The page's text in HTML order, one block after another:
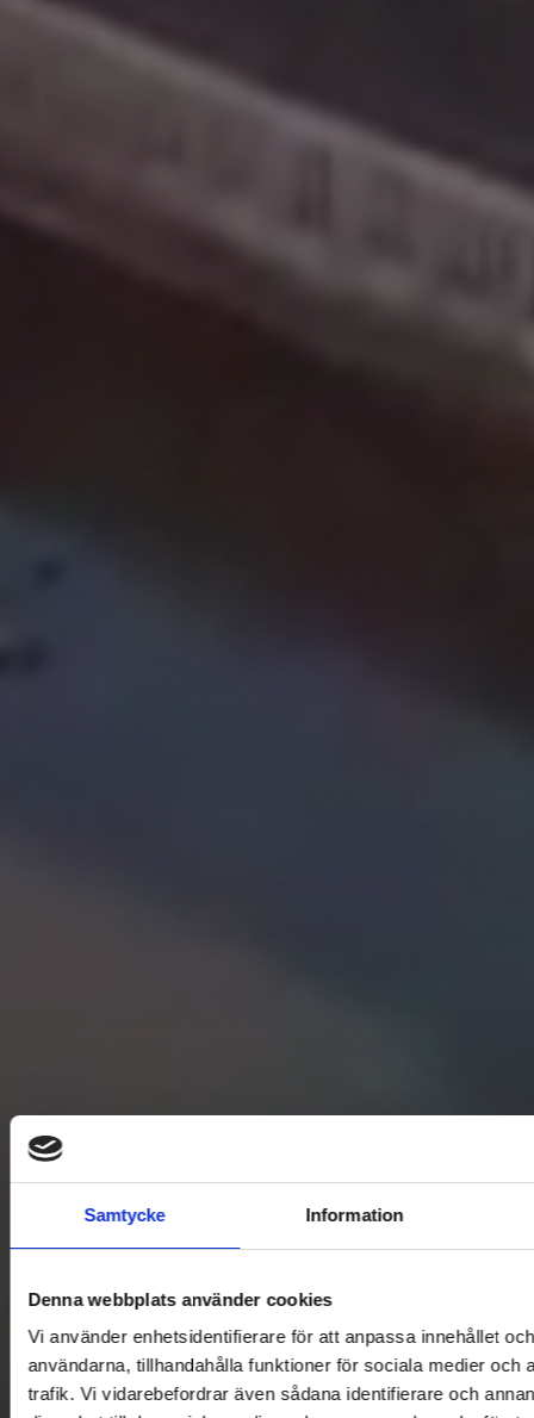
Samtycke Information
Denna webbplats använder cookies
Vi använder enhetsidentifierare för att anpassa innehållet
användarna, tillhandahålla funktioner för sociala medier och
trafik. Vi vidarebefordrar även sådana identifierare och